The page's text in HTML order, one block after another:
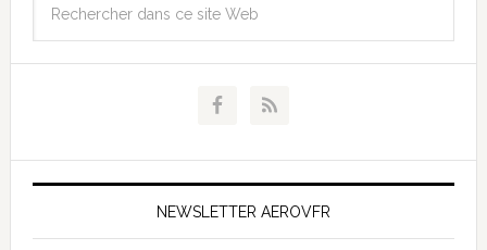
NEWSLETTER AEROVFR